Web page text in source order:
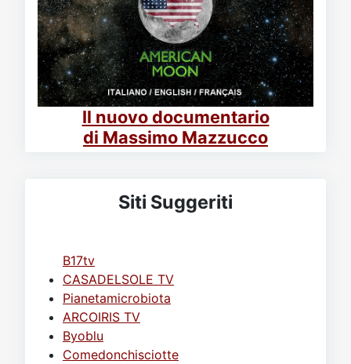
Il nuovo documentario
di Massimo Mazzucco
Siti Suggeriti
B17tv
CASADELSOLE TV
Pianetamicrobiota
ARCOIRIS TV
Byoblu
Comedonchisciotte